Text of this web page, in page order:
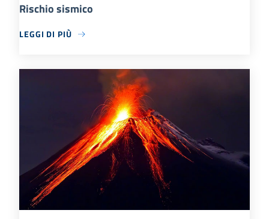
Rischio sismico
LEGGI DI PIÙ